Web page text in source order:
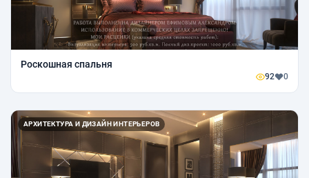
Роскошная спальня
92 0
АРХИТЕКТУРА И ДИЗАЙН ИНТЕРЬЕРОВ